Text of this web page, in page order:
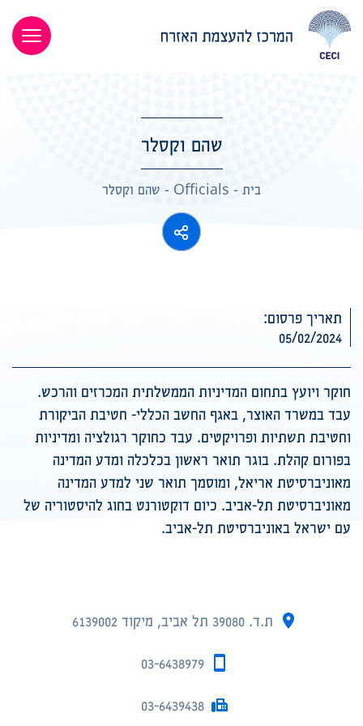
שהם וקסלר
בית -
Officials
- שהם וקסלר
תאריך פרסום:
05/02/2024
חוקר ויועץ בתחום המדיניות הממשלתית המכרזים והרכש.
עבד במשרד האוצר, באגף החשב הכללי- חטיבת הביקורת
וחטיבת תשתיות ופרויקטים. עבד כחוקר רגולציה ומדיניות
בפורום קהלת. בוגר תואר ראשון בכלכלה ומדע המדינה
מאוניברסיטת אריאל, ומוסמך תואר שני למדע המדינה
מאוניברסיטת תל-אביב. כיום דוקטורנט בחוג להיסטוריה של
עם ישראל באוניברסיטת תל-אביב.
ת.ד. 39080 תל אביב, מיקוד 6139002
03-6438979
03-6439438